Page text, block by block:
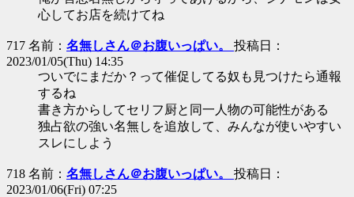
心してお店を続けてね
717 名前： 名無しさん＠お腹いっぱい。 投稿日：
2023/01/05(Thu) 14:35
ついでにまだか？って催促してる奴も見つけたら通報
するね
書き方からしてセリフ厨と同一人物の可能性がある
独占欲の強い名無しを追放して、みんなが使いやすい
スレにしよう
718 名前： 名無しさん＠お腹いっぱい。 投稿日：
2023/01/06(Fri) 07:25